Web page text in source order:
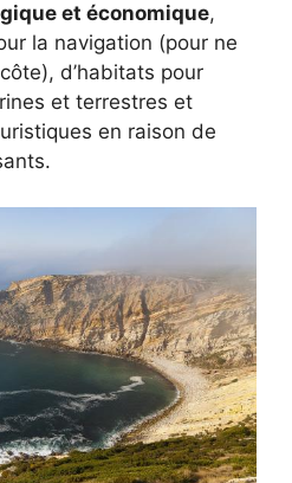
et économique,
la navigation (pour ne
d’habitats pour
et terrestres et
en raison de